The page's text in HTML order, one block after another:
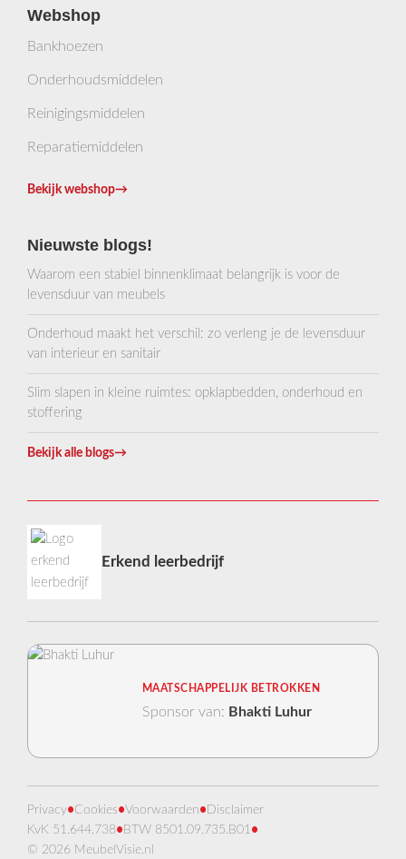
Webshop
Bankhoezen
Onderhoudsmiddelen
Reinigingsmiddelen
Reparatiemiddelen
Bekijk webshop→
Nieuwste blogs!
Waarom een stabiel binnenklimaat belangrijk is voor de
levensduur van meubels
Onderhoud maakt het verschil: zo verleng je de levensduur
van interieur en sanitair
Slim slapen in kleine ruimtes: opklapbedden, onderhoud en
stoffering
Bekijk alle blogs→
Erkend leerbedrijf
MAATSCHAPPELIJK BETROKKEN
Sponsor van: Bhakti Luhur
Privacy•Cookies•Voorwaarden• Disclaimer
KvK 51.644.738• BTW 8501.09.735.B01 •
© 2026 MeubelVisie.nl